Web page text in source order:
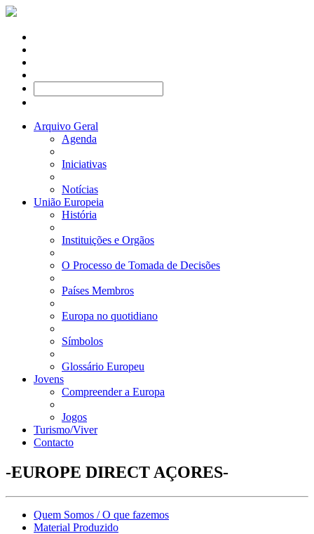
Arquivo Geral
Agenda
Iniciativas
Notícias
União Europeia
História
Instituições e Orgãos
O Processo de Tomada de Decisões
Países Membros
Europa no quotidiano
Símbolos
Glossário Europeu
Jovens
Compreender a Europa
Jogos
Turismo/Viver
Contacto
-EUROPE DIRECT AÇORES-
Quem Somos / O que fazemos
Material Produzido